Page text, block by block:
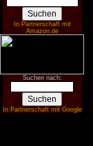
In Partnerschaft mit
Amazon.de
Suchen nach:
In Partnerschaft mit Google